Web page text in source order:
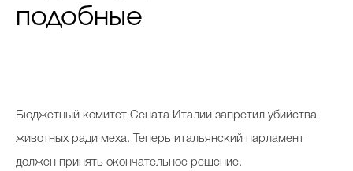
подобные
Бюджетный комитет Сената Италии запретил убийства
животных ради меха. Теперь итальянский парламент
должен принять окончательное решение.